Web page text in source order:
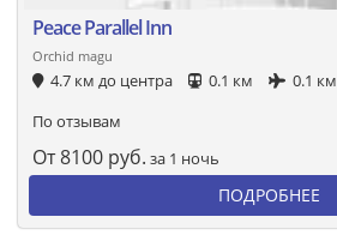
Peace Parallel Inn
Orchid magu
4.7 км до центра 0.1 км
0.1 км
По отзывам
От8100 руб. за 1 ночь
ПОДРОБНЕЕ